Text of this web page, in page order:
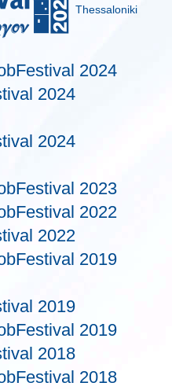
Thessaloniki
2024
2024
2024
2023
2022
2022
2019
2019
2019
2018
2018